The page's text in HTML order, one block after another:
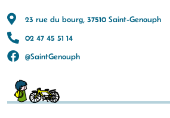
23 rue du bourg, 37510 Saint-Genouph
02 47 45 51 14
@SaintGenouph